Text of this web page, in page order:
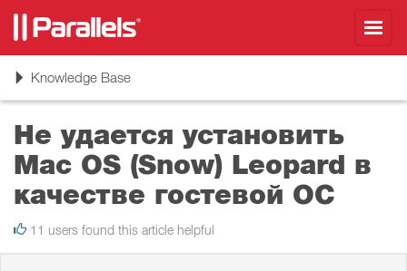
ToggleKnowledge Base
Не удается установить
Mac OS (Snow) Leopard в
качестве гостевой ОС
11 users found this article helpful